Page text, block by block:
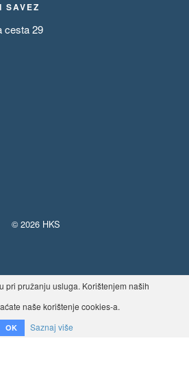
SAVEZ
cesta 29
© 2026 HKS
pri pružanju usluga. Korištenjem naših
naše korištenje cookies-a.
OK Saznaj više